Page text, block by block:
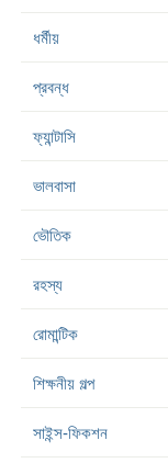
ধর্মীয়
প্রবন্ধ
ফ্যান্টাসি
ভালবাসা
ভৌতিক
রহস্য
রোমান্টিক
শিক্ষনীয় গল্প
সাইন্স-ফিকশন